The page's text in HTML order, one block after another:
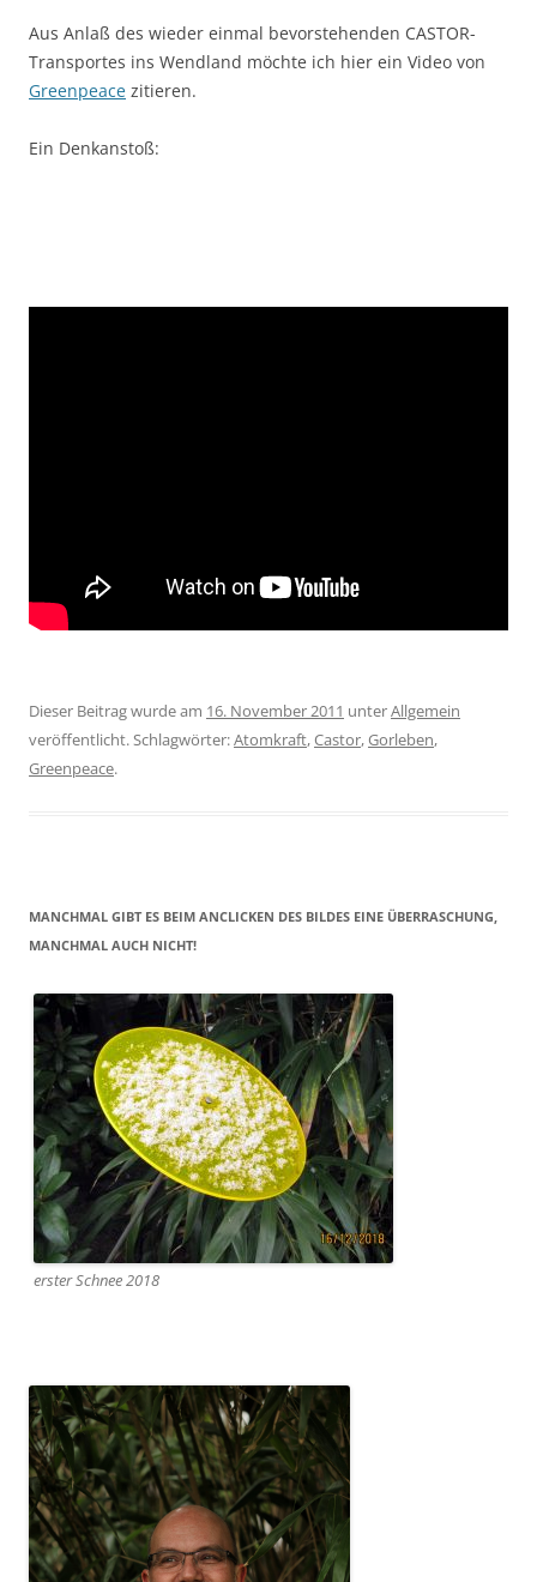
Aus Anlaß des wieder einmal bevorstehenden CASTOR-
Transportes ins Wendland möchte ich hier ein Video von
Greenpeace zitieren.
Ein Denkanstoß:
Dieser Beitrag wurde am 16. November 2011 unterAllgemein
veröffentlicht. Schlagwörter:Atomkraft,Castor,Gorleben,
Greenpeace.
MANCHMAL GIBT ES BEIM ANCLICKEN DES BILDES EINE ÜBERRASCHUNG,
MANCHMAL AUCH NICHT!
erster Schnee 2018